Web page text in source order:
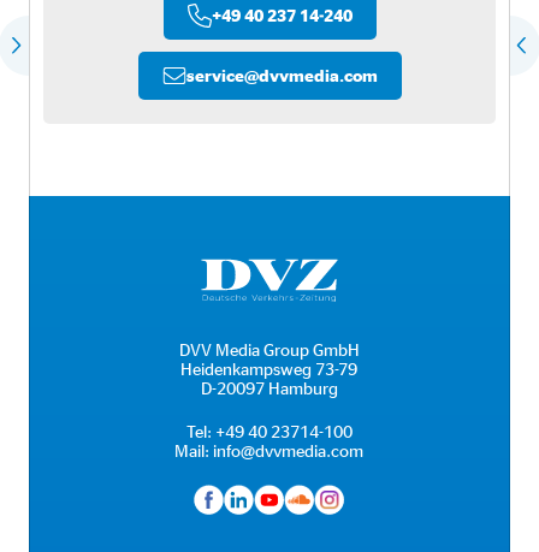
+49 40 237 14-240
service@dvvmedia.com
DVV Media Group GmbH
Heidenkampsweg 73-79
D-20097 Hamburg
Tel: +49 40 23714-100
Mail: info@dvvmedia.com